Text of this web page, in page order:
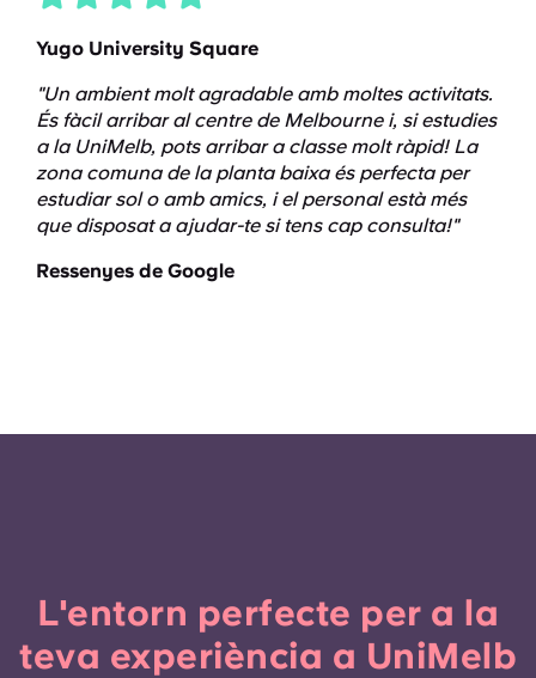
Yugo University Square
"Un ambient molt agradable amb moltes activitats.
És fàcil arribar al centre de Melbourne i, si estudies
a la UniMelb, pots arribar a classe molt ràpid! La
zona comuna de la planta baixa és perfecta per
estudiar sol o amb amics, i el personal està més
que disposat a ajudar-te si tens cap consulta!"
Ressenyes de Google
L'entorn perfecte per a la
teva experiència a UniMelb